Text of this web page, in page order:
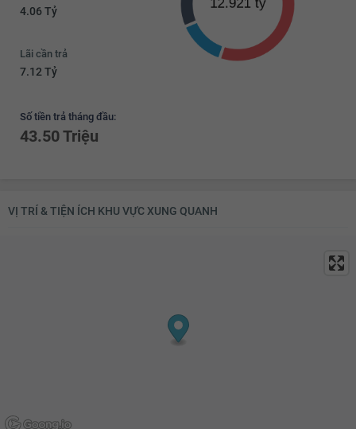
4.06 Tỷ
Lãi cần trả
7.12 Tỷ
Số tiền trả tháng đầu:
43.50 Triệu
VỊ TRÍ & TIỆN ÍCH KHU VỰC XUNG QUANH